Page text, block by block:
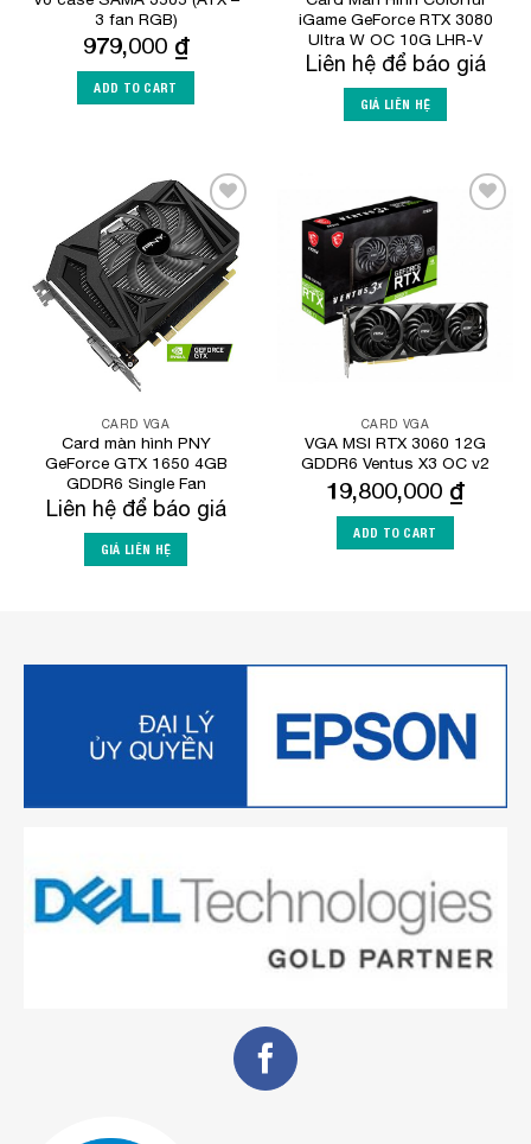
3 fan RGB)
979,000 ₫
ADD TO CART
iGame GeForce RTX 3080
Ultra W OC 10G LHR-V
Liên hệ để báo giá
GIÁ LIÊN HỆ
Add to
Wishlist
CARD VGA
Card màn hình PNY
GeForce GTX 1650 4GB
GDDR6 Single Fan
Liên hệ để báo giá
GIÁ LIÊN HỆ
CARD VGA
VGA MSI RTX 3060 12G
GDDR6 Ventus X3 OC v2
19,800,000 ₫
ADD TO CART